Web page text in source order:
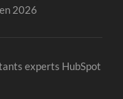
2026
experts HubSpot